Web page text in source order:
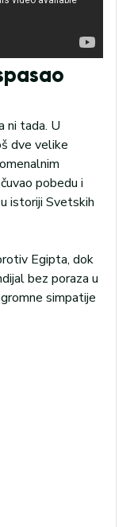
ni tada. U
dve velike
pobedu i
istoriji Svetskih
Egipta, dok
bez poraza u
simpatije